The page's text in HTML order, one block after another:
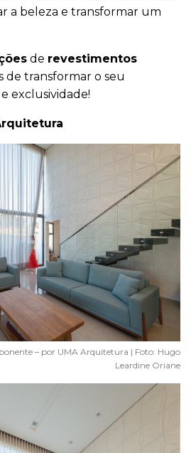
a beleza e transformar um
de revestimentos
de transformar o seu
exclusividade!
– por UMA Arquitetura | Foto: Hugo
Leardine Oriane